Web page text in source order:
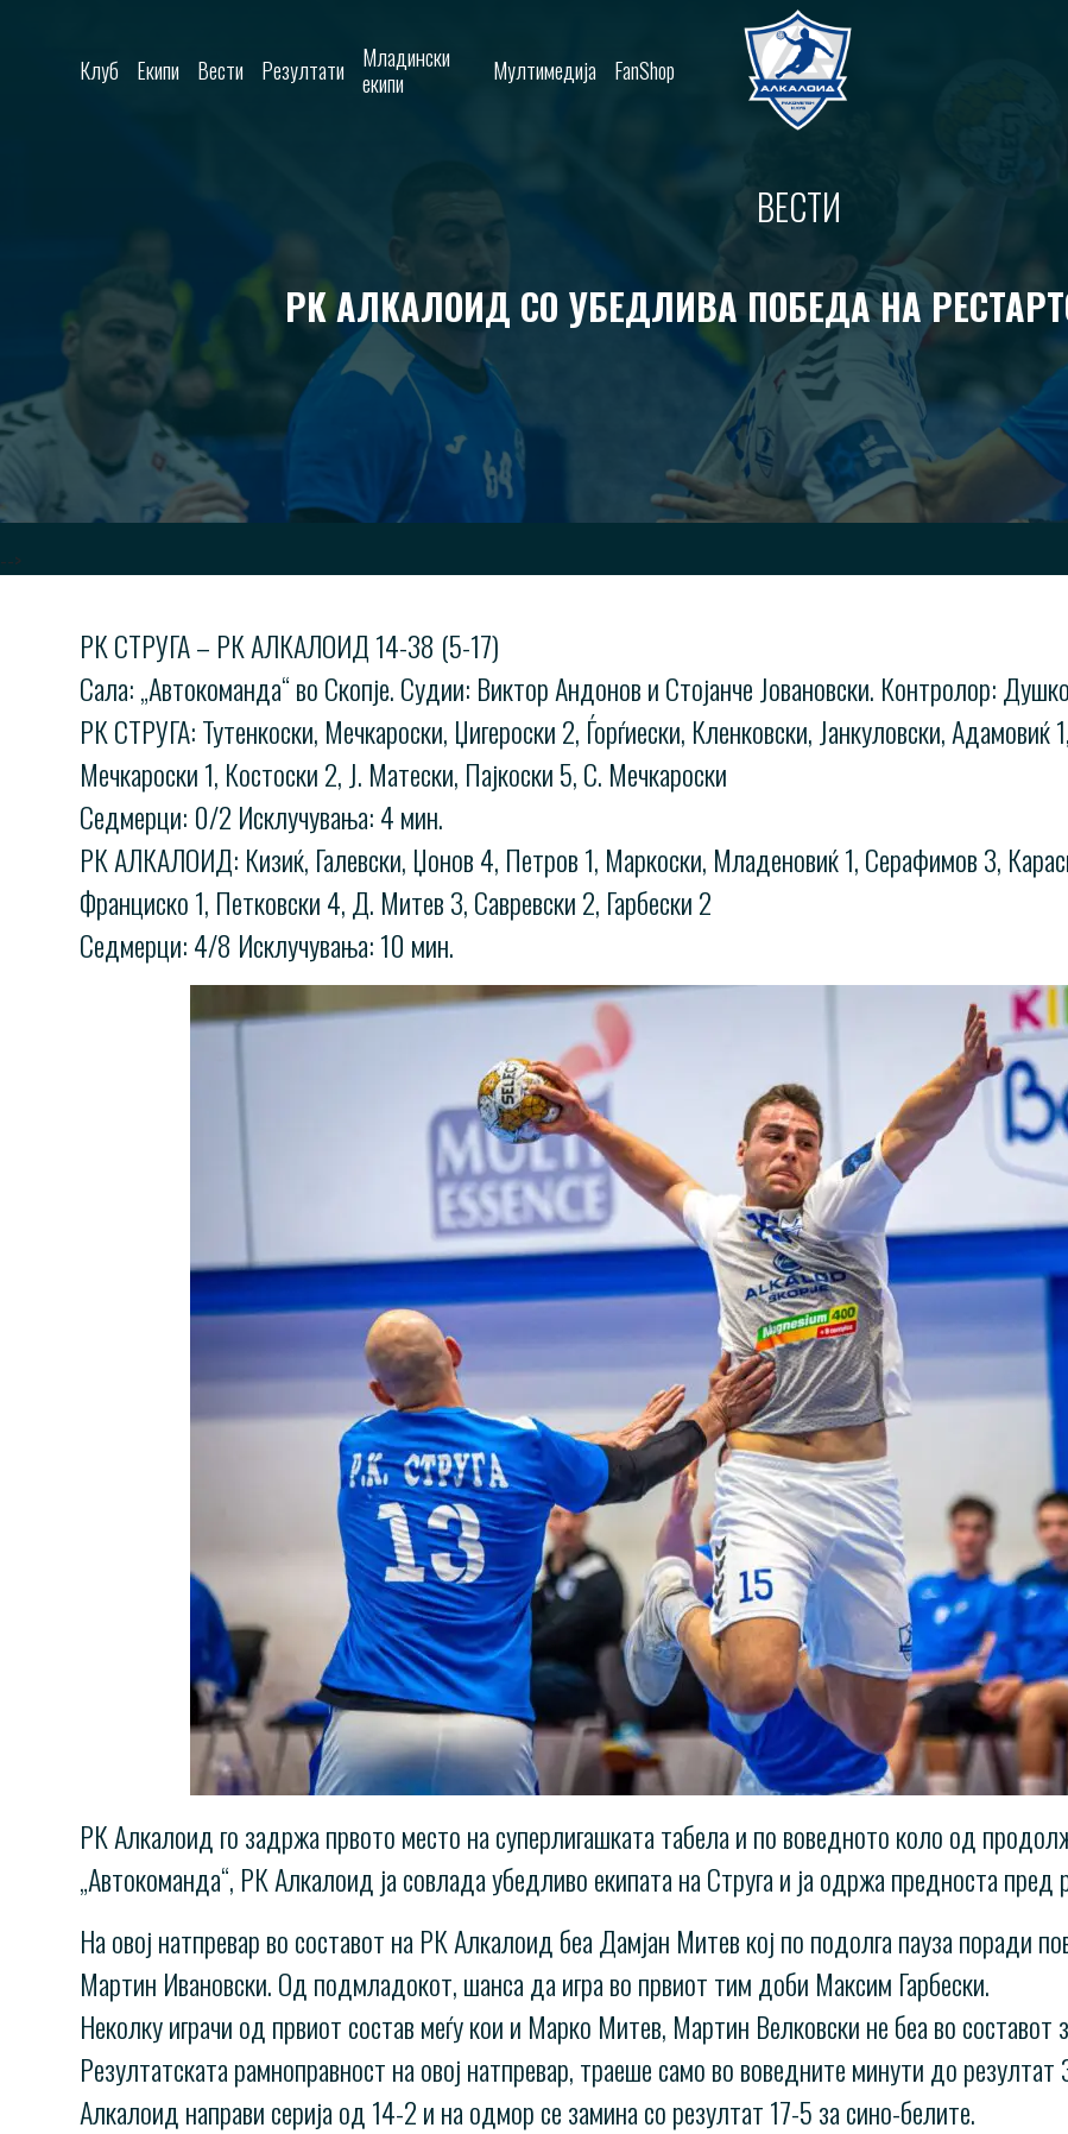
Клуб Екипи Вести Резултати
Младински
екипи
Мултимедија FanShop
ВЕСТИ
РК АЛКАЛОИД СО УБЕДЛИВА ПОБЕДА НА
-->
РК СТРУГА – РК АЛКАЛОИД 14-38 (5-17)
Сала: „Автокоманда“ во Скопје. Судии: Виктор Андонов и Стојанче Јовановски. Контролор:
РК СТРУГА: Тутенкоски, Мечкароски, Џигероски 2, Ѓорѓиески, Кленковски, Јанкуловски,
Мечкароски 1, Костоски 2, Ј. Матески, Пајкоски 5, С. Мечкароски
Седмерци: 0/2 Исклучувања: 4 мин.
РК АЛКАЛОИД: Кизиќ, Галевски, Џонов 4, Петров 1, Маркоски, Младеновиќ 1, Серафимов 3,
Франциско 1, Петковски 4, Д. Митев 3, Савревски 2, Гарбески 2
Седмерци: 4/8 Исклучувања: 10 мин.
РК Алкалоид го задржа првото место на суперлигашката табела и по воведното коло од
„Автокоманда“, РК Алкалоид ја совлада убедливо екипата на Струга и ја одржа предноста пред
На овој натпревар во составот на РК Алкалоид беа Дамјан Митев кој по подолга пауза поради
Мартин Ивановски. Од подмладокот, шанса да игра во првиот тим доби Максим Гарбески.
Неколку играчи од првиот состав меѓу кои и Марко Митев, Мартин Велковски не беа во составот
Резултатската рамноправност на овој натпревар, траеше само во воведните минути до
Алкалоид направи серија од 14-2 и на одмор се замина со резултат 17-5 за сино-белите.